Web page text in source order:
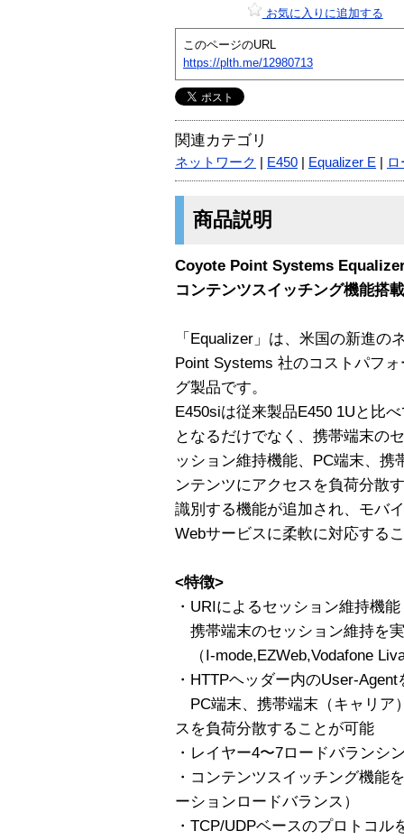
お気に入りに追加する
このページのURL
https://plth.me/12980713
関連カテゴリ
ネットワーク E450 Equalizer E
商品説明
Coyote Point Systems
コンテンツスイッチング機能搭載
「Equalizer」は、米国の新進の
Point Systems 社のコストパフ
グ製品です。
E450siは従来製品E450 1Uと比
となるだけでなく、携帯端末の
ッション維持機能、PC端末、
ンテンツにアクセスを負荷分散
識別する機能が追加され、モバ
Webサービスに柔軟に対応する
<特徴>
・URIによるセッション維持機能
携帯端末のセッション維持を
（I-mode,EZWeb,Vodafone
・HTTPヘッダー内のUser-Agent
PC端末、携帯端末（キャリア
スを負荷分散することが可能
・レイヤー4〜7ロードバランシ
・コンテンツスイッチング機能
ーションロードバランス）
・TCP/UDPベースのプロトコル